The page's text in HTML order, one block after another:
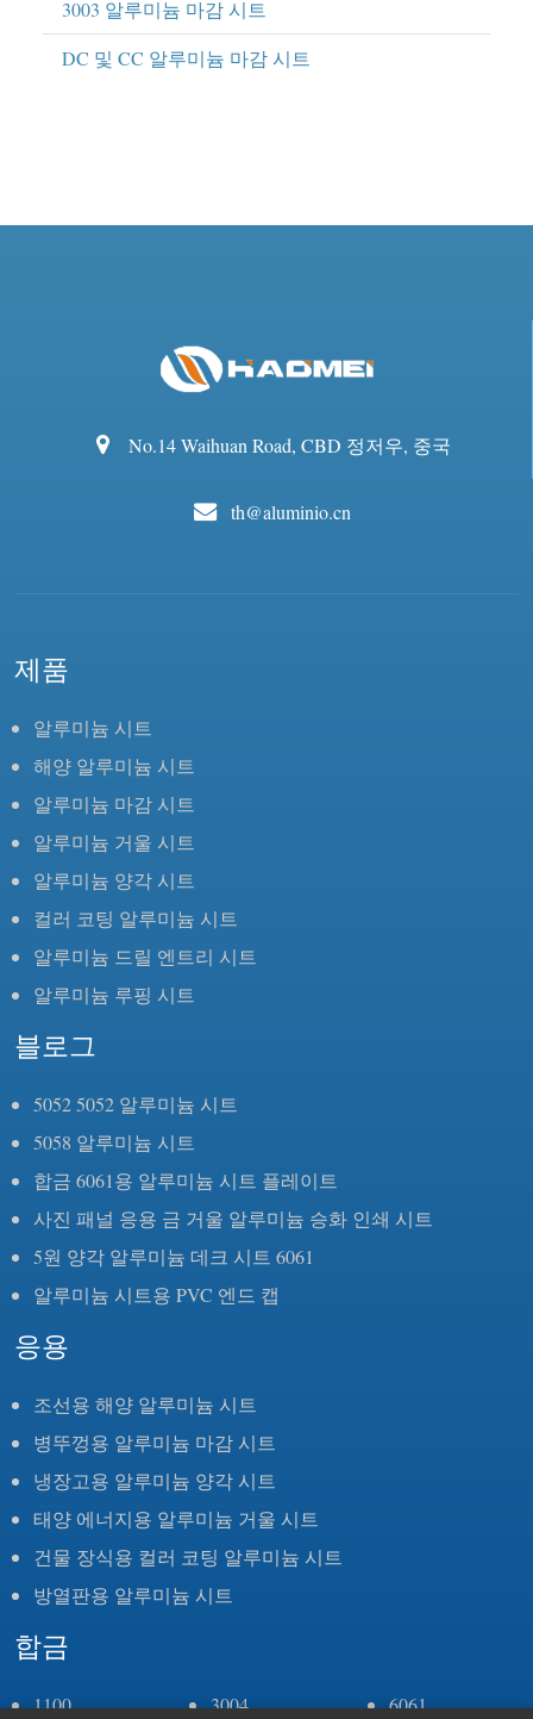
3003 알루미늄 마감 시트
DC 및 CC 알루미늄 마감 시트
No.14 Waihuan Road, CBD 정저우, 중국
th@aluminio.cn
제품
알루미늄 시트
해양 알루미늄 시트
알루미늄 마감 시트
알루미늄 거울 시트
알루미늄 양각 시트
컬러 코팅 알루미늄 시트
알루미늄 드릴 엔트리 시트
알루미늄 루핑 시트
블로그
5052 5052 알루미늄 시트
5058 알루미늄 시트
합금 6061용 알루미늄 시트 플레이트
사진 패널 응용 금 거울 알루미늄 승화 인쇄 시트
5원 양각 알루미늄 데크 시트 6061
알루미늄 시트용 PVC 엔드 캡
응용
조선용 해양 알루미늄 시트
병뚜껑용 알루미늄 마감 시트
냉장고용 알루미늄 양각 시트
태양 에너지용 알루미늄 거울 시트
건물 장식용 컬러 코팅 알루미늄 시트
방열판용 알루미늄 시트
합금
1100 3004 6061